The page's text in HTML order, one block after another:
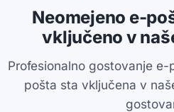
Neomejeno e-
vključeno v
Profesionalno gostovanje
pošta sta vključena v